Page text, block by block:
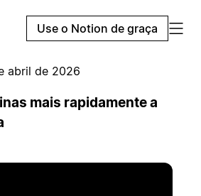
Use o Notion de graça
abril de 2026
mais rapidamente a